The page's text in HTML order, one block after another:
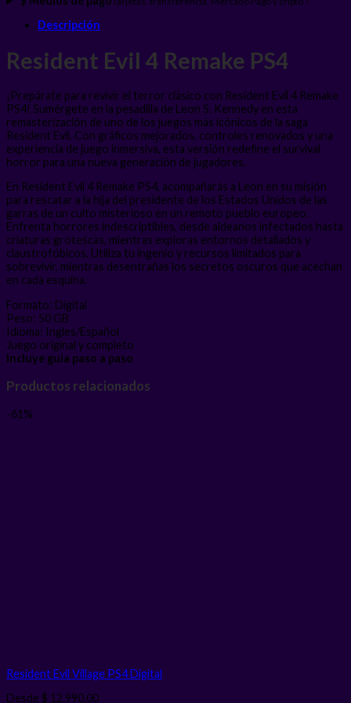
Descripción
Resident Evil 4 Remake PS4
¡Prepárate para revivir el terror clásico con Resident Evil 4 Remake
PS4! Sumérgete en la pesadilla de Leon S. Kennedy en esta
remasterización de uno de los juegos más icónicos de la saga
Resident Evil. Con gráficos mejorados, controles renovados y una
experiencia de juego inmersiva, esta versión redefine el survival
horror para una nueva generación de jugadores.
En Resident Evil 4 Remake PS4, acompañarás a Leon en su misión
para rescatar a la hija del presidente de los Estados Unidos de las
garras de un culto misterioso en un remoto pueblo europeo.
Enfrenta horrores indescriptibles, desde aldeanos infectados hasta
criaturas grotescas, mientras exploras entornos detallados y
claustrofóbicos. Utiliza tu ingenio y recursos limitados para
sobrevivir, mientras desentrañas los secretos oscuros que acechan
en cada esquina.
Formato: Digital
Peso: 50 GB
Idioma: Ingles/Español
Juego original y completo
Incluye guia paso a paso
Productos relacionados
-61%
Resident Evil Village PS4Digital
Desde $ 12.990,00